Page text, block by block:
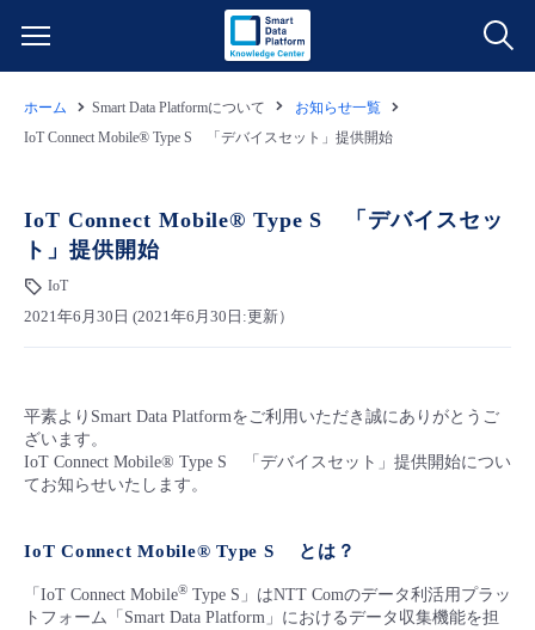
クラウド/サーバー
ネットワーク
モニタリング/監査
管理機能
データ利活用
クラウド/サーバー
IoT
サポート
料金情報
料金シミュレーター
クラウド/サーバー
IoT
ご利用開始ガイド
- 管理機能
■ セットアップガイド
- 新規お申し込み方法
- バックアップ
- データと分析
故障/メンテナンス情報
故障/メンテナンス履歴
パートナー
ホーム Smart Data Platformについて
お知らせ一覧
IoT Connect Mobile® Type S 「デバイスセット」提供開始
IoT Connect Mobile® Type S 「デバイスセッ
ト」提供開始
IoT
2021年6月30日 (2021年6月30日:更新）
平素よりSmart Data Platformをご利用いただき誠にありがとうご
ざいます。
IoT Connect Mobile® Type S 「デバイスセット」提供開始につい
てお知らせいたします。
IoT Connect Mobile® Type S とは？
「IoT Connect Mobile® Type S」はNTT Comのデータ利活用プラッ
トフォーム「Smart Data Platform」におけるデータ収集機能を担